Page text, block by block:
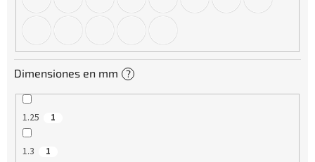
Dimensiones en mm ?
1.25 1
1.3 1